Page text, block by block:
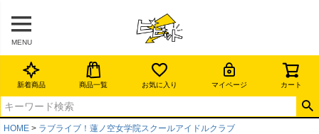
MENU
新着商品 商品一覧 お気に入り マイページ カート
HOME
ラブライブ！蓮ノ空女学院スクールアイドルクラブ